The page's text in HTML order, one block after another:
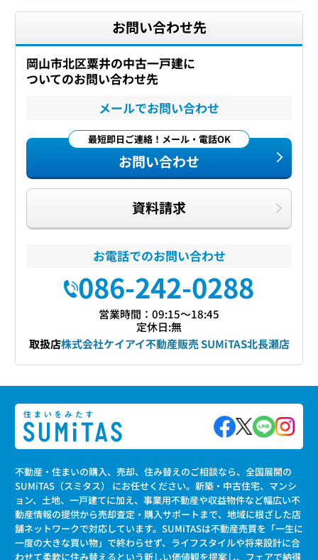
お問い合わせ先
岡山市北区粟井の中古一戸建に
ついてのお問い合わせ先
メールでお問い合わせ
最短即日ご連絡！メール・電話OK
お問い合わせ
資料請求
お電話でのお問い合わせ
086-242-0288
営業時間：09:15〜18:45
定休日:無
取扱店株式会社ケイアイ不動産販売 SUMiTAS北長瀬店
不動産・住まいの購入、売却、住み替えのご相談なら、全国展開の
SUMiTAS（スミタス） にお任せください。新築・中古住宅、マンシ
ョン、土地、一戸建てに加え、事業用不動産や収益物件など幅広い不
動産情報の提供から売却査定・購入サポートまで、地域に根ざした店
舗ネットワークで対応しています。SUMiTASは不動産売買を「一生に
一度の大きな買い物」で終わらせず、ライフスタイルや将来設計に合
わせて柔軟に住み替えるという新しい価値観を提案し、フェアで納得